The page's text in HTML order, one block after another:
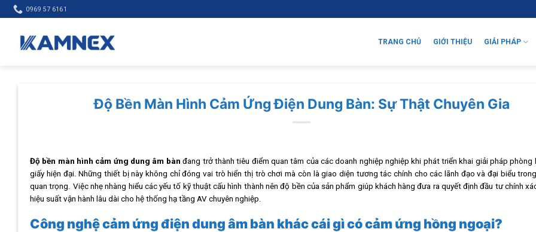
Skip
to
0969 57 6161
TRANG CHỦ GIỚI THIỆU GIẢI PHÁP
Độ Bền Màn Hình Cảm Ứng Điện Dung Bàn: Sự Thật Chuyên Gia
Độ bền màn hình cảm ứng dung âm bànđang trở thành tiêu điểm quan tâm của các doanh nghiệp nghiệp khi phát triển khai giải pháp phòng
giấy hiện đại. Những thiết bị này không chỉ đóng vai trò hiển thị trò chơi mà còn là giao diện tương tác chính cho các lãnh đạo và đại biểu
quan trọng. Việc nhẹ nhàng hiểu các yếu tố kỹ thuật cấu hình thành nên độ bền của sản phẩm giúp khách hàng đưa ra quyết định đầu tư chính
hiệu suất vận hành lâu dài cho hệ thống hạ tầng AV chuyên nghiệp.
Công nghệ cảm ứng điện dung âm bàn khác cái gì có cảm ứng hồng ngoại?